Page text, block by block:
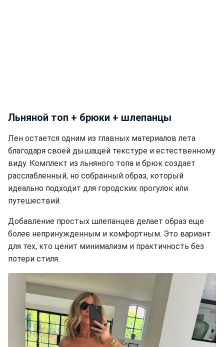
Льняной топ + брюки + шлепанцы
Лен остается одним из главных материалов лета
благодаря своей дышащей текстуре и естественному
виду. Комплект из льняного топа и брюк создает
расслабленный, но собранный образ, который
идеально подходит для городских прогулок или
путешествий.
Добавление простых шлепанцев делает образ еще
более непринужденным и комфортным. Это вариант
для тех, кто ценит минимализм и практичность без
потери стиля.